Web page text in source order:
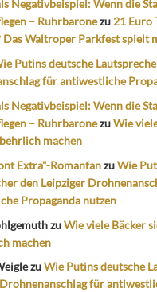
Negativbeispiel: Wenn die
– Ruhrbaronezu 21 Euro
Das Waltroper Parkfest spielt
Putins deutsche
für antiwestliche
Negativbeispiel: Wenn die
– RuhrbaronezuWie
machen
Extra"-RomanfanzuWie
den Leipziger
Propaganda nutzen
zuWie viele Bäcker
machen
zuWie Putins deutsche
für